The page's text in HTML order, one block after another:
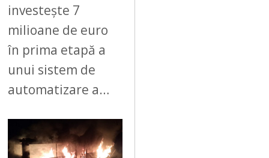
investește 7
milioane de euro
în prima etapă a
unui sistem de
automatizare a…